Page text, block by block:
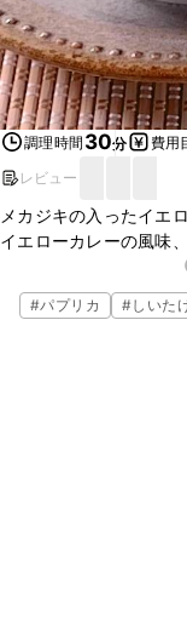
調理時間 30分 費用
レビュー
メカジキの入ったイエ
イエローカレーの風味
おいしいですよ。ビー
も喜ばれます。ぜひ、
#パプリカ #しいた